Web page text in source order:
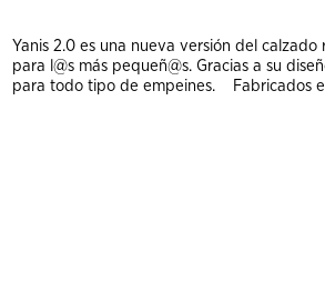
Yanis 2.0 es una nueva versión del calzado
para l@s más pequeñ@s. Gracias a su
para todo tipo de empeines. Fabricados